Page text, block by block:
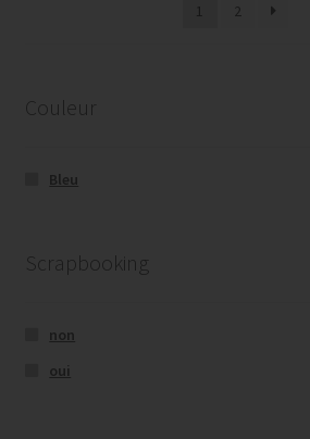
récent
1 2
Couleur
Bleu
Scrapbooking
non
oui